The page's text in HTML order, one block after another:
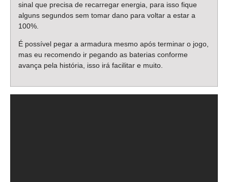
sinal que precisa de recarregar energia, para isso fique
alguns segundos sem tomar dano para voltar a estar a
100%.
É possível pegar a armadura mesmo após terminar o jogo,
mas eu recomendo ir pegando as baterias conforme
avança pela história, isso irá facilitar e muito.